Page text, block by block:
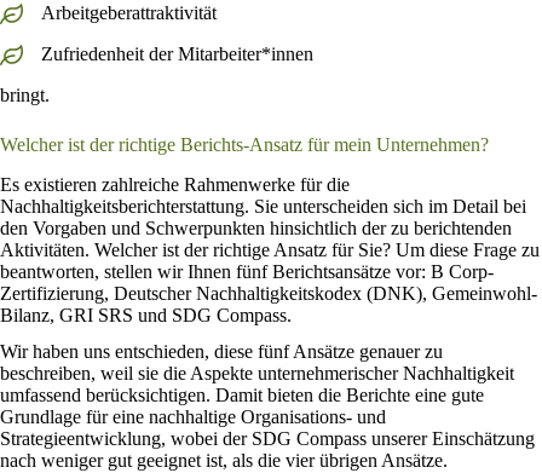
Arbeitgeberattraktivität
Zufriedenheit der Mitarbeiter*innen
bringt.
Welcher ist der richtige Berichts-Ansatz für mein Unternehmen?
Es existieren zahlreiche Rahmenwerke für die
Nachhaltigkeitsberichterstattung. Sie unterscheiden sich im Detail bei
den Vorgaben und Schwerpunkten hinsichtlich der zu berichtenden
Aktivitäten. Welcher ist der richtige Ansatz für Sie? Um diese Frage zu
beantworten, stellen wir Ihnen fünf Berichtsansätze vor: B Corp-
Zertifizierung, Deutscher Nachhaltigkeitskodex (DNK), Gemeinwohl-
Bilanz, GRI SRS und SDG Compass.
Wir haben uns entschieden, diese fünf Ansätze genauer zu
beschreiben, weil sie die Aspekte unternehmerischer Nachhaltigkeit
umfassend berücksichtigen. Damit bieten die Berichte eine gute
Grundlage für eine nachhaltige Organisations- und
Strategieentwicklung, wobei der SDG Compass unserer Einschätzung
nach weniger gut geeignet ist, als die vier übrigen Ansätze.